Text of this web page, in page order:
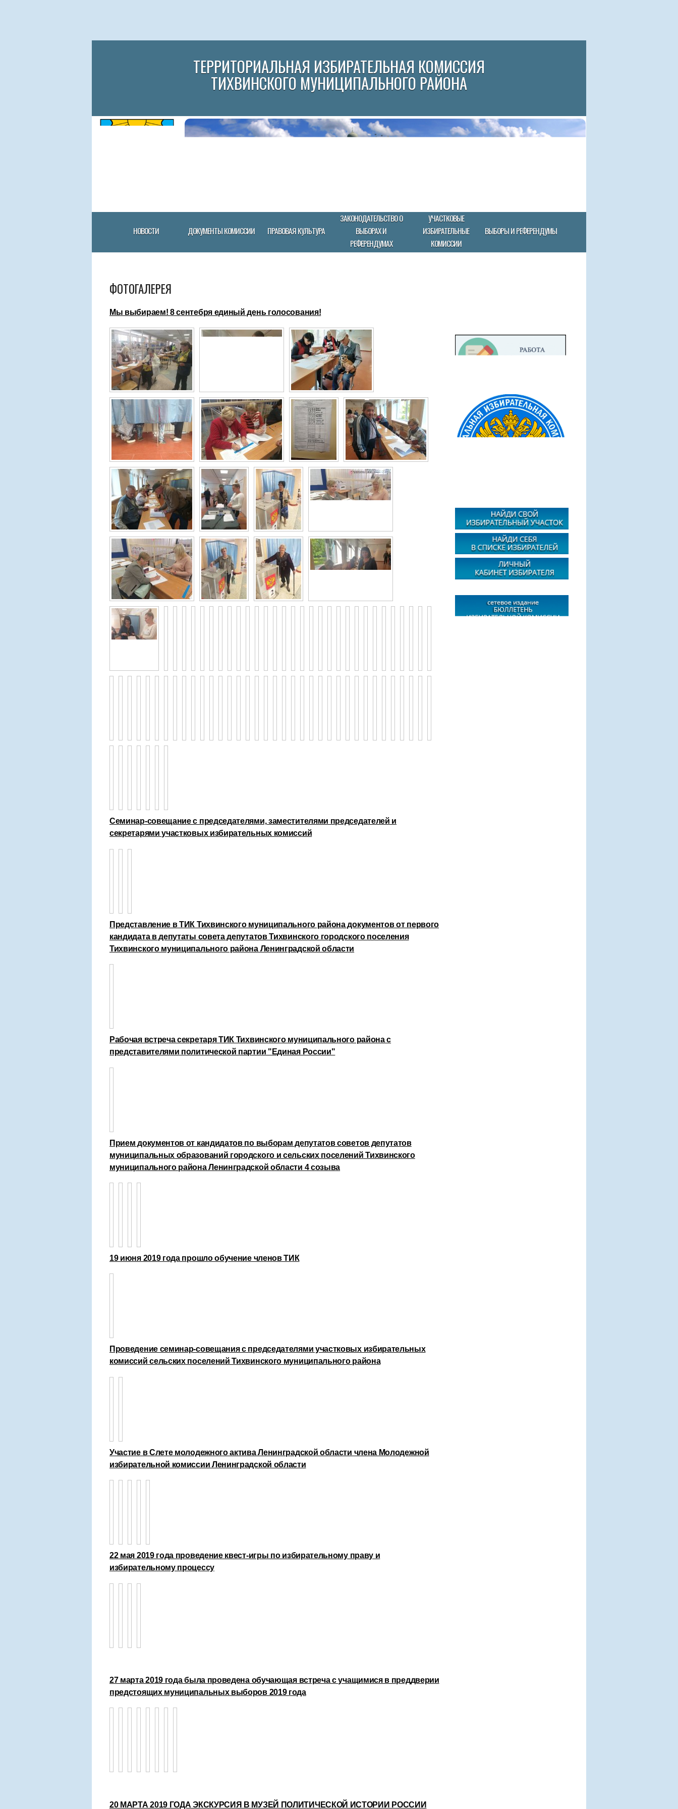
ТЕРРИТОРИАЛЬНАЯ ИЗБИРАТЕЛЬНАЯ КОМИССИЯ
ТИХВИНСКОГО МУНИЦИПАЛЬНОГО РАЙОНА
НОВОСТИ ДОКУМЕНТЫ КОМИССИИ ПРАВОВАЯ КУЛЬТУРА
ЗАКОНОДАТЕЛЬСТВО О
ВЫБОРАХ И
РЕФЕРЕНДУМАХ
УЧАСТКОВЫЕ
ИЗБИРАТЕЛЬНЫЕ
КОМИССИИ
ВЫБОРЫ И РЕФЕРЕНДУМЫ
ФОТОГАЛЕРЕЯ
Мы выбираем! 8 сентебря единый день голосования!
Семинар-совещание с председателями, заместителями председателей и
секретарями участковых избирательных комиссий
Представление в ТИК Тихвинского муниципального района документов от первого
кандидата в депутаты совета депутатов Тихвинского городского поселения
Тихвинского муниципального района Ленинградской области
Рабочая встреча секретаря ТИК Тихвинского муниципального района с
представителями политической партии "Единая России"
Прием документов от кандидатов по выборам депутатов советов депутатов
муниципальных образований городского и сельских поселений Тихвинского
муниципального района Ленинградской области 4 созыва
19 июня 2019 года прошло обучение членов ТИК
Проведение семинар-совещания с председателями участковых избирательных
комиссий сельских поселений Тихвинского муниципального района
Участие в Слете молодежного актива Ленинградской области члена Молодежной
избирательной комиссии Ленинградской области
22 мая 2019 года проведение квест-игры по избирательному праву и
избирательному процессу
27 марта 2019 года была проведена обучающая встреча с учащимися в преддверии
предстоящих муниципальных выборов 2019 года
20 МАРТА 2019 ГОДА ЭКСКУРСИЯ В МУЗЕЙ ПОЛИТИЧЕСКОЙ ИСТОРИИ РОССИИ